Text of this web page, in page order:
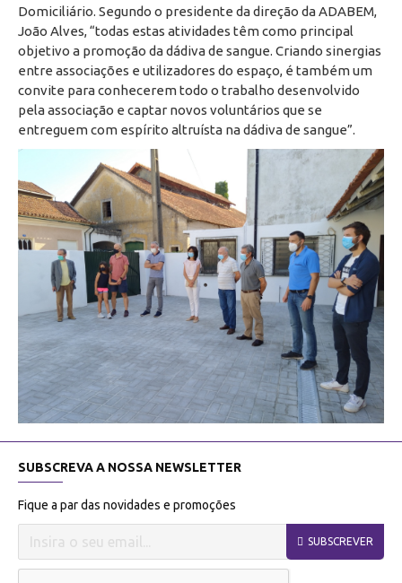
Domiciliário. Segundo o presidente da direção da ADABEM,
João Alves, “todas estas atividades têm como principal
objetivo a promoção da dádiva de sangue. Criando sinergias
entre associações e utilizadores do espaço, é também um
convite para conhecerem todo o trabalho desenvolvido
pela associação e captar novos voluntários que se
entreguem com espírito altruísta na dádiva de sangue”.
SUBSCREVA A NOSSA NEWSLETTER
Fique a par das novidades e promoções
SUBSCREVER